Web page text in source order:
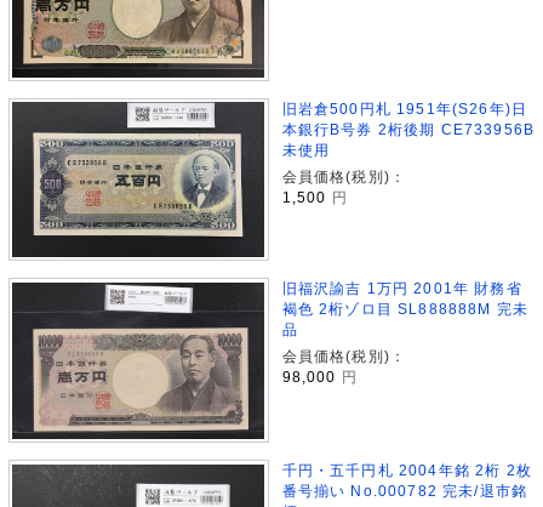
旧岩倉500円札 1951年(S26年)日
本銀行B号券 2桁後期 CE733956B
未使用
会員価格(税別)：
1,500
円
旧福沢諭吉 1万円 2001年 財務省
褐色 2桁ゾロ目 SL888888M 完未
品
会員価格(税別)：
98,000
円
千円・五千円札 2004年銘 2桁 2枚
番号揃い No.000782 完未/退市銘